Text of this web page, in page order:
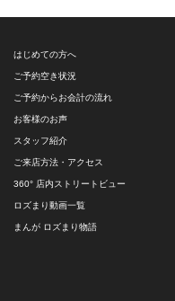
はじめての方へ
ご予約空き状況
ご予約からお会計の流れ
お客様のお声
スタッフ紹介
ご来店方法・アクセス
360° 店内ストリートビュー
ロズまり動画一覧
まんが ロズまり物語